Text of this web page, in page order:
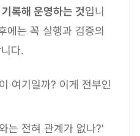
록해 운영하는 것입니
에는 꼭 실행과 검증의
다.
여기일까? 이게 전부인
는 전혀 관계가 없나?'